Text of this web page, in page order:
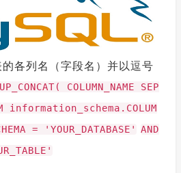
各列名（字段名）并以逗号
COLUMN_NAME SEP
information_schema.COLUM
= 'YOUR_DATABASE'
AND